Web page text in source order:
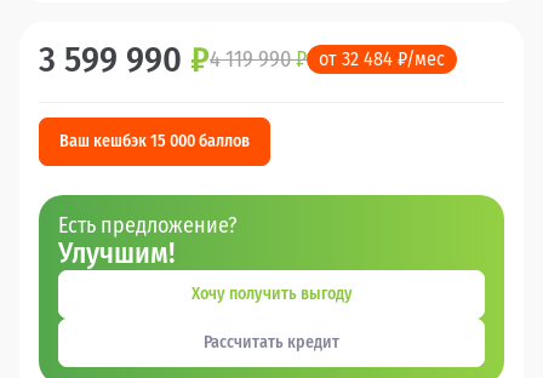
3 599 990 ₽4 119 990₽ от 32 484 ₽/мес
Ваш кешбэк 15 000 баллов
Есть предложение?
Улучшим!
Хочу получить выгоду
Рассчитать кредит